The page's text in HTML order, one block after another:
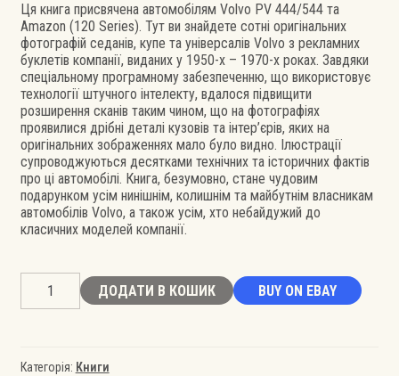
Ця книга присвячена автомобілям Volvo PV 444/544 та
Amazon (120 Series). Тут ви знайдете сотні оригінальних
фотографій седанів, купе та універсалів Volvo з рекламних
буклетів компанії, виданих у 1950-х – 1970-х роках. Завдяки
спеціальному програмному забезпеченню, що використовує
технології штучного інтелекту, вдалося підвищити
розширення сканів таким чином, що на фотографіях
проявилися дрібні деталі кузовів та інтер’єрів, яких на
оригінальних зображеннях мало було видно. Ілюстрації
супроводжуються десятками технічних та історичних фактів
про ці автомобілі. Книга, безумовно, стане чудовим
подарунком усім нинішнім, колишнім та майбутнім власникам
автомобілів Volvo, а також усім, хто небайдужий до
класичних моделей компанії.
444
кількість
ДОДАТИ В КОШИК BUY ON EBAY
Категорія: Книги